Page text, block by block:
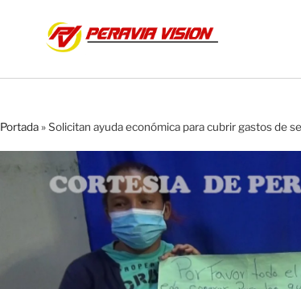
Portada»Solicitan ayuda económica para cubrir gastos de